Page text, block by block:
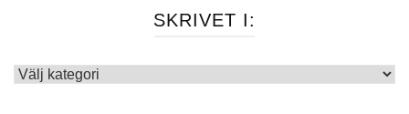
SKRIVET I:
Skrivet